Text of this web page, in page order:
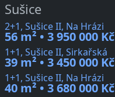
Sušice
2+1, Sušice II, Na Hrázi
56 m² • 3 950 000 Kč
1+1, Sušice II, Sirkařská
39 m² • 3 450 000 Kč
1+1, Sušice II, Na Hrázi
40 m² • 3 680 000 Kč